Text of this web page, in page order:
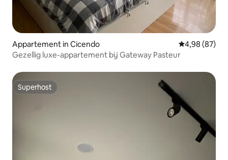
Appartement in Cicendo Gemiddelde
4,98 (87)
Gezellig luxe-appartement bij Gateway Pasteur
Superhost
Superhost